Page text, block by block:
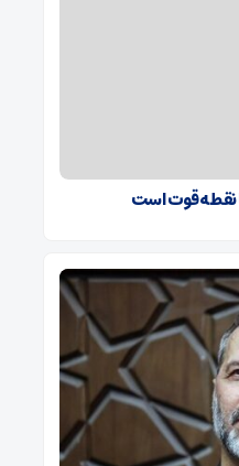
نقطه قوت است